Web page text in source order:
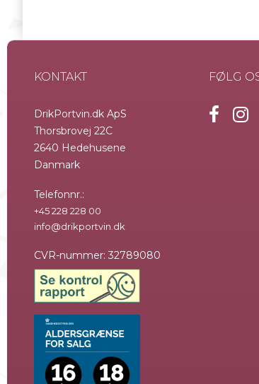
KONTAKT
DrikPortvin.dk ApS
Thorsbrovej 22C
2640 Hedehusene
Danmark
Telefonnr.:
+45 228 228 00
info@drikportvin.dk
CVR-nummer: 32789080
FØLG